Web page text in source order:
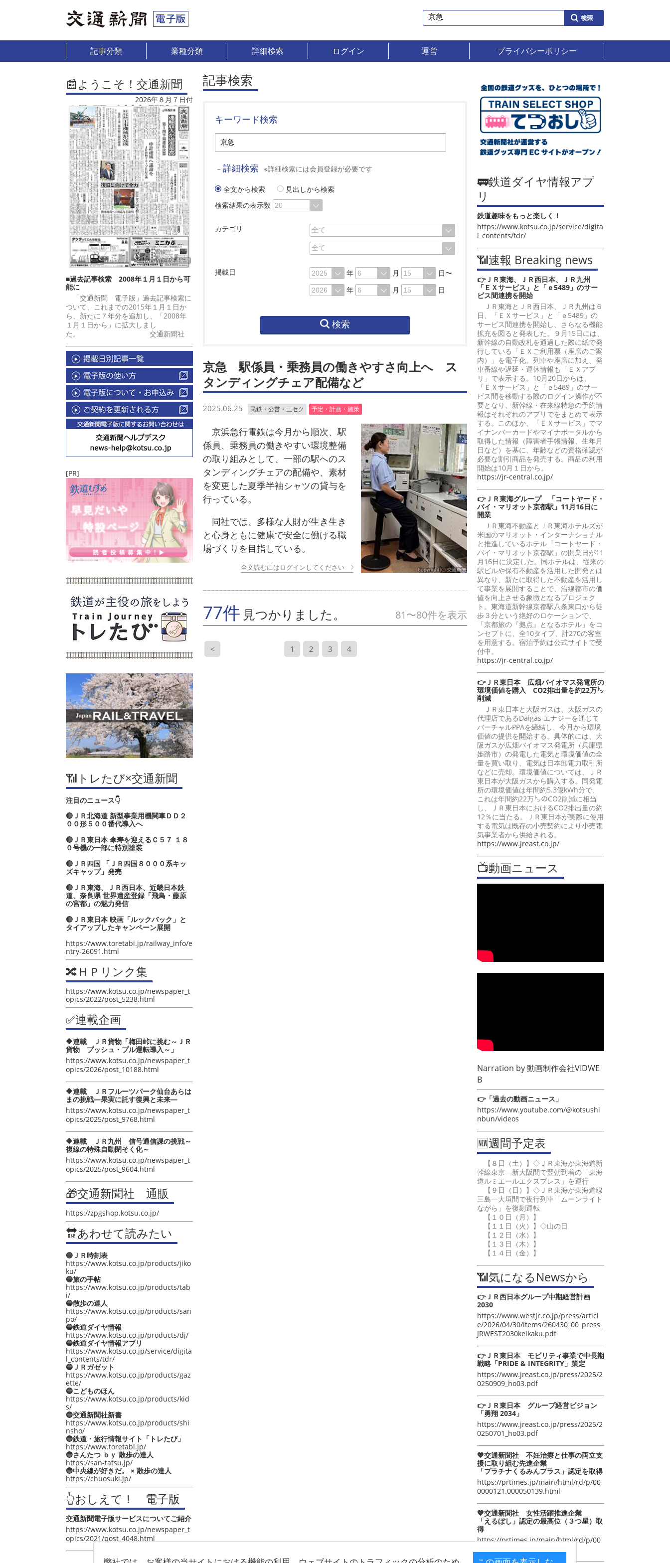
記事分類 業種分類 詳細検索 ログイン 運営 プライバシーポリシー
📰ようこそ！交通新聞
2026年８月７日付
■過去記事検索 2008年１月１日から可
能に
「交通新聞 電子版」過去記事検索に
ついて、これまでの2015年１月１日か
ら、新たに７年分を追加し、「2008年
１月１日から」に拡大しまし
た。 交通新聞社
[PR]
📶トレたび×交通新聞
注目のニュース👇
🔴ＪＲ北海道 新型事業用機関車ＤＤ２
００形５００番代導入へ
🔴ＪＲ東日本 傘寿を迎えるＣ５７ １８
０号機の一部に特別塗装
🔴ＪＲ四国 「ＪＲ四国８０００系キッ
ズキャップ」発売
🔴ＪＲ東海、ＪＲ西日本、近畿日本鉄
道、奈良県 世界遺産登録「飛鳥・藤原
の宮都」の魅力発信
🔴ＪＲ東日本 映画「ルックバック」と
タイアップしたキャンペーン展開
https://www.toretabi.jp/railway_info/e
ntry-26091.html
🔀ＨＰリンク集
https://www.kotsu.co.jp/newspaper_t
opics/2022/post_5238.html
✅連載企画
🔶連載 ＪＲ貨物「梅田峠に挑む～ＪＲ
貨物 プッシュ・プル運転導入～」
https://www.kotsu.co.jp/newspaper_t
opics/2026/post_10188.html
🔶連載 ＪＲフルーツパーク仙台あらは
まの挑戦―果実に託す復興と未来―
https://www.kotsu.co.jp/newspaper_t
opics/2025/post_9768.html
🔶連載 ＪＲ九州 信号通信課の挑戦～
複線の特殊自動閉そく化～
https://www.kotsu.co.jp/newspaper_t
opics/2025/post_9604.html
🎁交通新聞社 通販
https://zpgshop.kotsu.co.jp/
🔛あわせて読みたい
🔵ＪＲ時刻表
https://www.kotsu.co.jp/products/jiko
ku/
🔵旅の手帖
https://www.kotsu.co.jp/products/tab
i/
🔵散歩の達人
https://www.kotsu.co.jp/products/san
po/
🔵鉄道ダイヤ情報
https://www.kotsu.co.jp/products/dj/
🔵鉄道ダイヤ情報アプリ
https://www.kotsu.co.jp/service/digita
l_contents/tdr/
🔵ＪＲガゼット
https://www.kotsu.co.jp/products/gaz
ette/
🔵こどものほん
https://www.kotsu.co.jp/products/kid
s/
🔵交通新聞社新書
https://www.kotsu.co.jp/products/shi
nsho/
🔵鉄道・旅行情報サイト「トレたび」
https://www.toretabi.jp/
🔵さんたつ ｂｙ 散歩の達人
https://san-tatsu.jp/
🔵中央線が好きだ。 × 散歩の達人
https://chuosuki.jp/
👆おしえて！ 電子版
交通新聞電子版サービスについてご紹介
https://www.kotsu.co.jp/newspaper_t
opics/2021/post_4048.html
記事検索
キーワード検索
－ 詳細検索 ※詳細検索には会員登録が必要です
全文から検索
見出しから検索
検索結果の表示数
カテゴリ
掲載日 年 月
日〜
年
月 日
検索
京急 駅係員・乗務員の働きやすさ向上へ ス
タンディングチェア配備など
2025.06.25 民鉄・公営・三セク 予定・計画・施策
京浜急行電鉄は今月から順次、駅
係員、乗務員の働きやすい環境整備
の取り組みとして、一部の駅へのス
タンディングチェアの配備や、素材
を変更した夏季半袖シャツの貸与を
行っている。
同社では、多様な人財が生き生き
と心身ともに健康で安全に働ける職
場づくりを目指している。
全文読むにはログインしてください
77件 見つかりました。 81〜80件を表示
< 1 2 3 4
🚃鉄道ダイヤ情報アプ
リ
鉄道趣味をもっと楽しく！
https://www.kotsu.co.jp/service/digita
l_contents/tdr/
📶速報 Breaking news
👉ＪＲ東海、ＪＲ西日本、ＪＲ九州
「ＥＸサービス」と「ｅ5489」のサー
ビス間連携を開始
ＪＲ東海とＪＲ西日本、ＪＲ九州は６
日、「ＥＸサービス」と「ｅ5489」の
サービス間連携を開始し、さらなる機能
拡充を図ると発表した。９月15日には、
新幹線の自動改札を通過した際に紙で発
行している「ＥＸご利用票（座席のご案
内）」を電子化。列車や座席に加え、発
車番線や遅延・運休情報も「ＥＸアプ
リ」で表示する。10月20日からは、
「ＥＸサービス」と「ｅ5489」のサー
ビス間を移動する際のログイン操作が不
要となり、新幹線・在来線特急の予約情
報はそれぞれのアプリでをまとめて表示
する。このほか、「ＥＸサービス」でマ
イナンバーカードやマイナポータルから
取得した情報（障害者手帳情報、生年月
日など）を基に、年齢などの資格確認が
必要な割引商品を発売する。商品の利用
開始は10月１日から。
https://jr-central.co.jp/
👉ＪＲ東海グループ 「コートヤード・
バイ・マリオット京都駅」11月16日に
開業
ＪＲ東海不動産とＪＲ東海ホテルズが
米国のマリオット・インターナショナル
と推進しているホテル「コートヤード・
バイ・マリオット京都駅」の開業日が11
月16日に決定した。同ホテルは、従来の
駅ビルや保有不動産を活用した開発とは
異なり、新たに取得した不動産を活用し
て事業を展開することで、沿線都市の価
値を向上させる象徴となるプロジェク
ト。東海道新幹線京都駅八条東口から徒
歩３分という絶好のロケーションで、
「京都旅の『拠点』となるホテル」をコ
ンセプトに、全10タイプ、計270の客室
を用意する。宿泊予約は公式サイトで受
付中。
https://jr-central.co.jp/
👉ＪＲ東日本 広畑バイオマス発電所の
環境価値を購入 CO2排出量を約22万㌧
削減
ＪＲ東日本と大阪ガスは、大阪ガスの
代理店であるDaigas エナジーを通じて
バーチャルPPAを締結し、今月から環境
価値の提供を開始する。具体的には、大
阪ガスが広畑バイオマス発電所（兵庫県
姫路市）の発電した電気と環境価値の全
量を買い取り、電気は日本卸電力取引所
などに売却。環境価値については、ＪＲ
東日本が大阪ガスから購入する。同発電
所の環境価値は年間約5.3億kWh分で、
これは年間約22万㌧のCO2削減に相当
し、ＪＲ東日本におけるCO2排出量の約
12％に当たる。ＪＲ東日本が実際に使用
する電気は既存の小売契約により小売電
気事業者から供給される。
https://www.jreast.co.jp/
📺動画ニュース
Narration by動画制作会社VIDWE
B
👉「過去の動画ニュース」
https://www.youtube.com/@kotsushi
nbun/videos
🆕週間予定表
【８日（土）】◇ＪＲ東海が東海道新
幹線東京―新大阪間で翌朝到着の「東海
道ルミエールエクスプレス」を運行
【９日（日）】◇ＪＲ東海が東海道線
三島―大垣間で夜行列車「ムーンライト
ながら」を復刻運転
【１０日（月）】
【１１日（火）】◇山の日
【１２日（水）】
【１３日（木）】
【１４日（金）】
📶気になるNewsから
👉ＪＲ西日本グループ中期経営計画
2030
https://www.westjr.co.jp/press/articl
e/2026/04/30/items/260430_00_press_
JRWEST2030keikaku.pdf
👉ＪＲ東日本 モビリティ事業で中長期
戦略「PRIDE & INTEGRITY」策定
https://www.jreast.co.jp/press/2025/2
0250909_ho03.pdf
👉ＪＲ東日本 グループ経営ビジョン
「勇翔 2034」
https://www.jreast.co.jp/press/2025/2
0250701_ho03.pdf
💖交通新聞社 不妊治療と仕事の両立支
援に取り組む先進企業
「プラチナくるみんプラス」認定を取得
https://prtimes.jp/main/html/rd/p/00
0000121.000050139.html
💖交通新聞社 女性活躍推進企業
「えるぼし」認定の最高位（３つ星）取
得
https://prtimes.jp/main/html/rd/p/00